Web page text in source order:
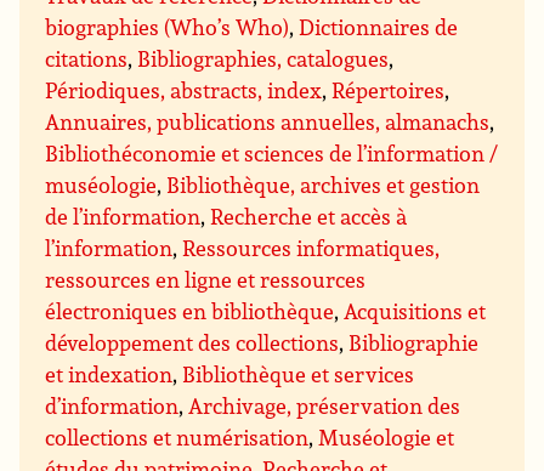
biographies (Who’s Who),Dictionnaires de
citations, Bibliographies, catalogues,
Périodiques, abstracts, index,Répertoires,
Annuaires, publications annuelles, almanachs,
Bibliothéconomie et sciences de l’information /
muséologie, Bibliothèque, archives et gestion
de l’information,Recherche et accès à
l’information,Ressources informatiques,
ressources en ligne et ressources
électroniques en bibliothèque,Acquisitions et
développement des collections, Bibliographie
et indexation, Bibliothèque et services
d’information,Archivage, préservation des
collections et numérisation,Muséologie et